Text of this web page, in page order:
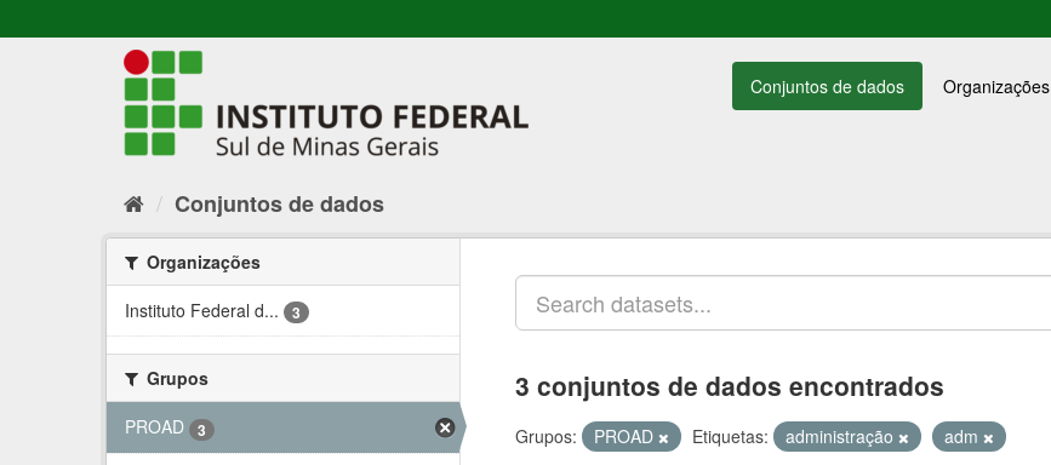
Conjuntos de dados Organizações
Conjuntos de dados
Organizações
Instituto Federal d...
3
Grupos
PROAD
3
3 conjuntos de dados encontrados
Grupos: PROAD Etiquetas: administração adm